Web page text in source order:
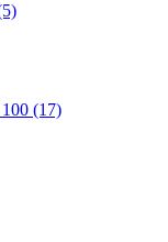
(17)